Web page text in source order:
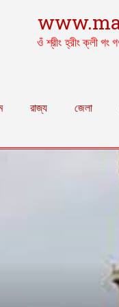
ওঁ শ্রীং হ্রীং ক্লী গং
রাজ্য জেলা